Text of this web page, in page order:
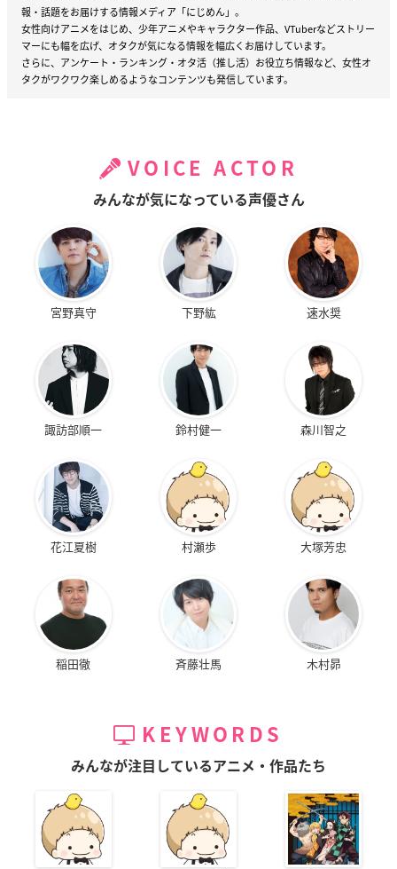
報・話題をお届けする情報メディア「にじめん」。
女性向けアニメをはじめ、少年アニメやキャラクター作品、VTuberなどストリー
マーにも幅を広げ、オタクが気になる情報を幅広くお届けしています。
さらに、アンケート・ランキング・オタ活（推し活）お役立ち情報など、女性オ
タクがワクワク楽しめるようなコンテンツも発信しています。
VOICE ACTOR
みんなが気になっている声優さん
宮野真守 下野紘 速水奨
諏訪部順一 鈴村健一 森川智之
花江夏樹 村瀬歩 大塚芳忠
稲田徹 斉藤壮馬 木村昴
KEYWORDS
みんなが注目しているアニメ・作品たち